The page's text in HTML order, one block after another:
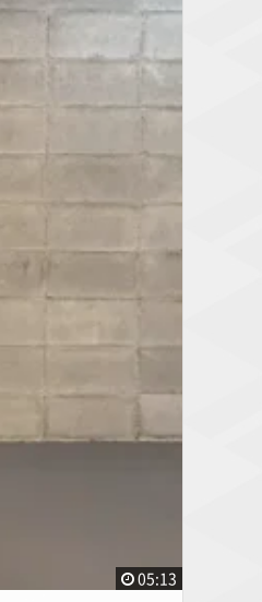
05:13